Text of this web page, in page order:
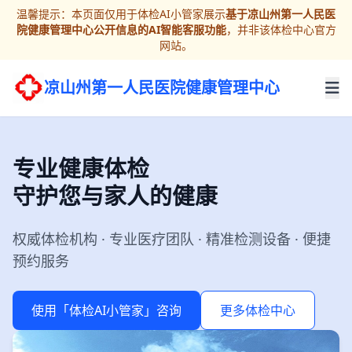
温馨提示：本页面仅用于体检AI小管家展示基于凉山州第一人民医
院健康管理中心公开信息的AI智能客服功能，并非该体检中心官方
网站。
凉山州第一人民医院健康管理中心
专业健康体检
守护您与家人的健康
权威体检机构 · 专业医疗团队 · 精准检测设备 · 便捷
预约服务
使用「体检AI小管家」咨询 更多体检中心